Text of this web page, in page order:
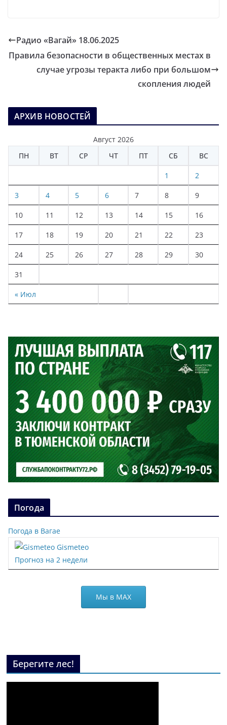
Радио «Вагай» 18.06.2025
Правила безопасности в общественных местах в
случае угрозы теракта либо при большом
скопления людей
АРХИВ НОВОСТЕЙ
Август 2026
ПН
ВТ СР ЧТ ПТ СБ ВС
« Июл
1 2
3 4 5 6 7 8 9
10 11 12 13 14 15 16
17 18 19 20 21 22 23
24 25 26 27 28 29 30
31
Погода
Погода в Вагае
Gismeteo
Прогноз на 2 недели
Мы в МАХ
Берегите лес!